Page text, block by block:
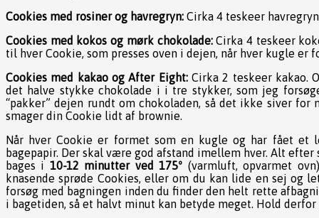
Cookies med rosiner og havregryn: Cirka 4 teskeer
Cookies med kokos og mørk chokolade:Cirka 4 teskeer
til hver Cookie, som presses oven i dejen, når hver kugle er
Cookies med kakao og After Eight:Cirka 2 teskeer kakao.
det halve stykke chokolade i i tre stykker, som jeg
“pakker” dejen rundt om chokoladen, så det ikke siver for
smager din Cookie lidt af brownie.
Når hver Cookie er formet som en kugle og har fået et
bagepapir. Der skal være god afstand imellem hver. Alt
bages i 10-12 minutter ved 175º (varmluft, opvarmet
knasende sprøde Cookies, eller om du kan lide en sej og
forsøg med bagningen inden du finder den helt rette
i bagetiden, så et halvt minut kan betyde meget. Hold derfor